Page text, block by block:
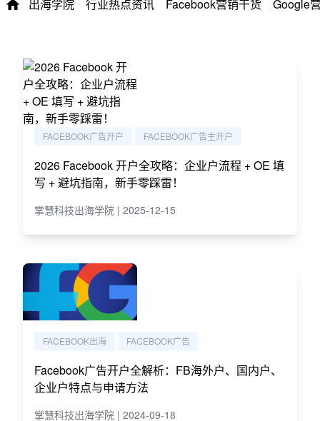
出海学院 行业热点资讯 Facebook营销干货 Google
FACEBOOK广告开户 FACEBOOK广告主开户
2026 Facebook 开户全攻略：企业户流程 + OE 填
写 + 避坑指南，新手零踩雷！
掌慧科技出海学院 | 2025-12-15
FACEBOOK出海 FACEBOOK广告
Facebook广告开户全解析：FB海外户、国内户、
企业户特点与申请方法
掌慧科技出海学院 | 2024-09-18